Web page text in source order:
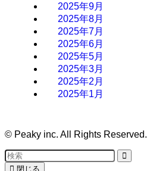
2025年9月
2025年8月
2025年7月
2025年6月
2025年5月
2025年3月
2025年2月
2025年1月
© Peaky inc. All Rights Reserved.
閉じる